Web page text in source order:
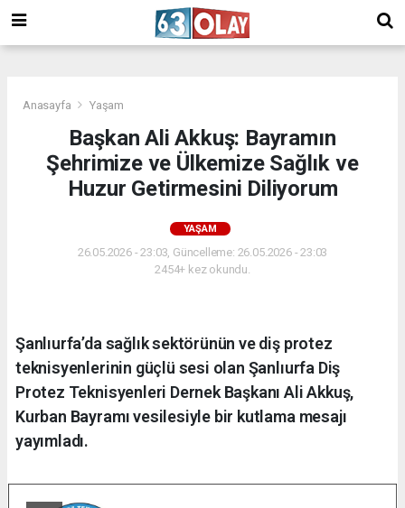
Anasayfa Yaşam
Başkan Ali Akkuş: Bayramın
Şehrimize ve Ülkemize Sağlık ve
Huzur Getirmesini Diliyorum
YAŞAM
26.05.2026 - 23:03, Güncelleme: 26.05.2026 - 23:03
2454+ kez okundu.
Şanlıurfa’da sağlık sektörünün ve diş protez
teknisyenlerinin güçlü sesi olan Şanlıurfa Diş
Protez Teknisyenleri Dernek Başkanı Ali Akkuş,
Kurban Bayramı vesilesiyle bir kutlama mesajı
yayımladı.